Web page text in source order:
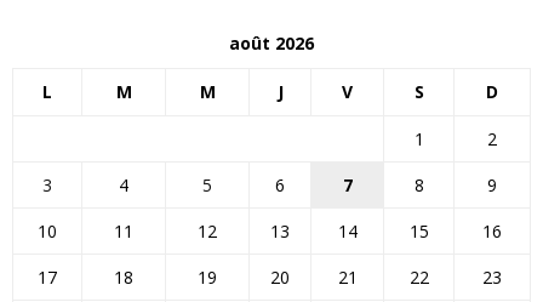
août 2026
L M M J V S D
1
2
3
4 5 6 7 8
9
10
11 12 13 14 15
16
17
18 19 20 21 22
23